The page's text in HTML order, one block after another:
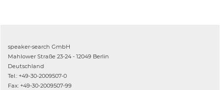
speaker-search GmbH
Mahlower Straße 23-24 - 12049 Berlin
Deutschland
Tel.: +49-30-2009507-0
Fax: +49-30-2009507-99